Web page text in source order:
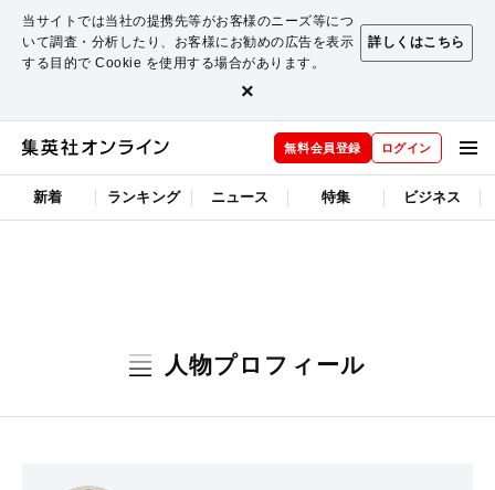
当サイトでは当社の提携先等がお客様のニーズ等につ
いて調査・分析したり、お客様にお勧めの広告を表示
する目的で Cookie を使用する場合があります。
詳しくはこちら
×
無料会員登録 ログイン
新着 ランキング ニュース 特集 ビジネス
人物プロフィール